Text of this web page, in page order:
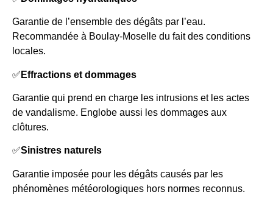
Garantie de l’ensemble des dégâts par l’eau.
Recommandée à Boulay-Moselle du fait des conditions
locales.
✅ Effractions et dommages
Garantie qui prend en charge les intrusions et les actes
de vandalisme. Englobe aussi les dommages aux
clôtures.
✅Sinistres naturels
Garantie imposée pour les dégâts causés par les
phénomènes météorologiques hors normes reconnus.